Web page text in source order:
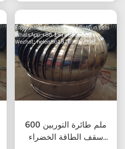
600 ملم طائرة التوربين
سقف الطاقة الخضراء